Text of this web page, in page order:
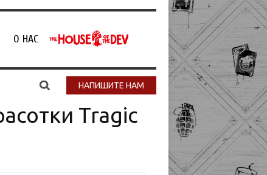
О НАС
НАПИШИТЕ НАМ
Tragic